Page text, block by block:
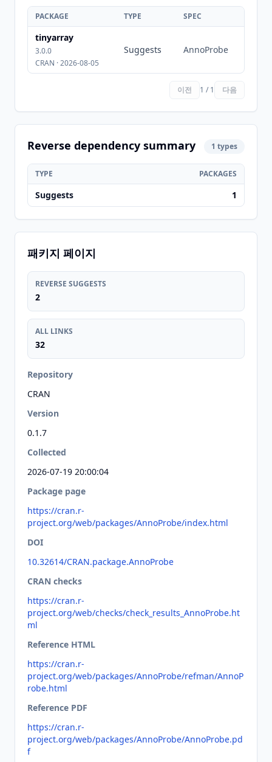
PACKAGE TYPE SPEC
tinyarray
3.0.0
CRAN · 2026-08-05
Suggests AnnoProbe
이전 1 / 1 다음
Reverse dependency summary 1 types
TYPE PACKAGES
Suggests 1
패키지 페이지
REVERSE SUGGESTS
2
ALL LINKS
32
Repository
CRAN
Version
0.1.7
Collected
2026-07-19 20:00:04
Package page
https://cran.r-
project.org/web/packages/AnnoProbe/index.html
DOI
10.32614/CRAN.package.AnnoProbe
CRAN checks
https://cran.r-
project.org/web/checks/check_results_AnnoProbe.ht
ml
Reference HTML
https://cran.r-
project.org/web/packages/AnnoProbe/refman/AnnoP
robe.html
Reference PDF
https://cran.r-
project.org/web/packages/AnnoProbe/AnnoProbe.pd
f